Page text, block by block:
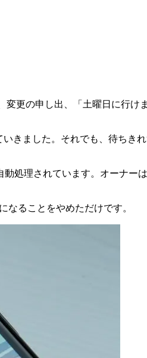
変更の申し出、「土曜日に行
きました。それでも、待ちき
処理されています。オーナー
なることをやめただけです。